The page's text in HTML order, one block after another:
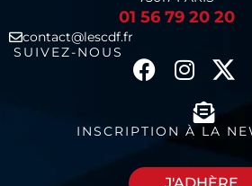
01 56 79 20 20
contact@lescdf.fr
SUIVEZ-NOUS
INSCRIPTION À LA